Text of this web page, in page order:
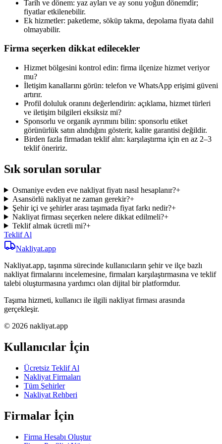
Tarih ve dönem: yaz ayları ve ay sonu yoğun dönemdir;
fiyatlar etkilenebilir.
Ek hizmetler: paketleme, söküp takma, depolama fiyata dahil
olmayabilir.
Firma seçerken dikkat edilecekler
Hizmet bölgesini kontrol edin: firma ilçenize hizmet veriyor
mu?
İletişim kanallarını görün: telefon ve WhatsApp erişimi güveni
artırır.
Profil doluluk oranını değerlendirin: açıklama, hizmet türleri
ve iletişim bilgileri eksiksiz mi?
Sponsorlu ve organik ayrımını bilin: sponsorlu etiket
görünürlük satın alındığını gösterir, kalite garantisi değildir.
Birden fazla firmadan teklif alın: karşılaştırma için en az 2–3
teklif öneririz.
Sık sorulan sorular
Osmaniye evden eve nakliyat fiyatı nasıl hesaplanır?+
Asansörlü nakliyat ne zaman gerekir?+
Şehir içi ve şehirler arası taşımada fiyat farkı nedir?+
Nakliyat firması seçerken nelere dikkat edilmeli?+
Teklif almak ücretli mi?+
Teklif Al
Nakliyat.app
Nakliyat.app, taşınma sürecinde kullanıcıların şehir ve ilçe bazlı
nakliyat firmalarını incelemesine, firmaları karşılaştırmasına ve teklif
talebi oluşturmasına yardımcı olan dijital bir platformdur.
Taşıma hizmeti, kullanıcı ile ilgili nakliyat firması arasında
gerçekleşir.
© 2026 nakliyat.app
Kullanıcılar İçin
Ücretsiz Teklif Al
Nakliyat Firmaları
Tüm Şehirler
Nakliyat Rehberi
Firmalar İçin
Firma Hesabı Oluştur